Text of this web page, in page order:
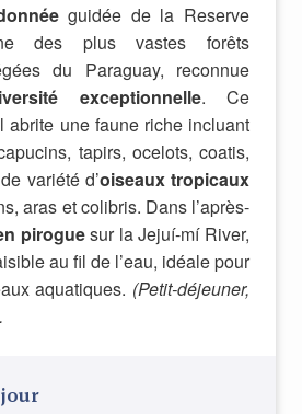
guidée de la Reserve
des plus vastes forêts
du Paraguay, reconnue
exceptionnelle. Ce
abrite une faune riche incluant
tapirs, ocelots, coatis,
variété d’oiseaux tropicaux
aras et colibris. Dans l’après-
piroguesur la Jejuí-mí River,
au fil de l’eau, idéale pour
aquatiques. (Petit-déjeuner,